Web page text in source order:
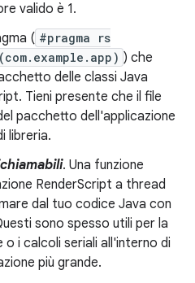
valido è 1.
( #pragma rs
) che
delle classi Java
Tieni presente che il file
pacchetto dell'applicazione
libreria.
. Una funzione
RenderScript a thread
dal tuo codice Java con
sono spesso utili per la
o i calcoli seriali all'interno di
più grande.